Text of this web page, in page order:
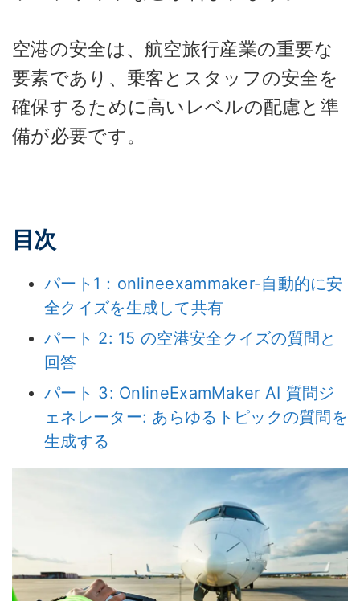
空港の安全は、航空旅行産業の重要な
要素であり、乗客とスタッフの安全を
確保するために高いレベルの配慮と準
備が必要です。
目次
パート1：onlineexammaker-自動的に安
全クイズを生成して共有
パート 2: 15 の空港安全クイズの質問と
回答
パート 3: OnlineExamMaker AI 質問ジ
ェネレーター: あらゆるトピックの質問を
生成する